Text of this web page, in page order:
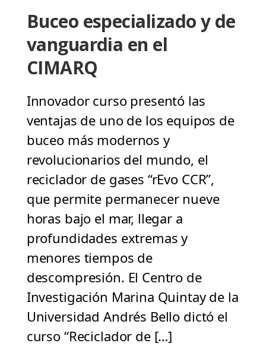
Buceo especializado y de
vanguardia en el
CIMARQ
Innovador curso presentó las
ventajas de uno de los equipos de
buceo más modernos y
revolucionarios del mundo, el
reciclador de gases “rEvo CCR”,
que permite permanecer nueve
horas bajo el mar, llegar a
profundidades extremas y
menores tiempos de
descompresión. El Centro de
Investigación Marina Quintay de la
Universidad Andrés Bello dictó el
curso “Reciclador de […]